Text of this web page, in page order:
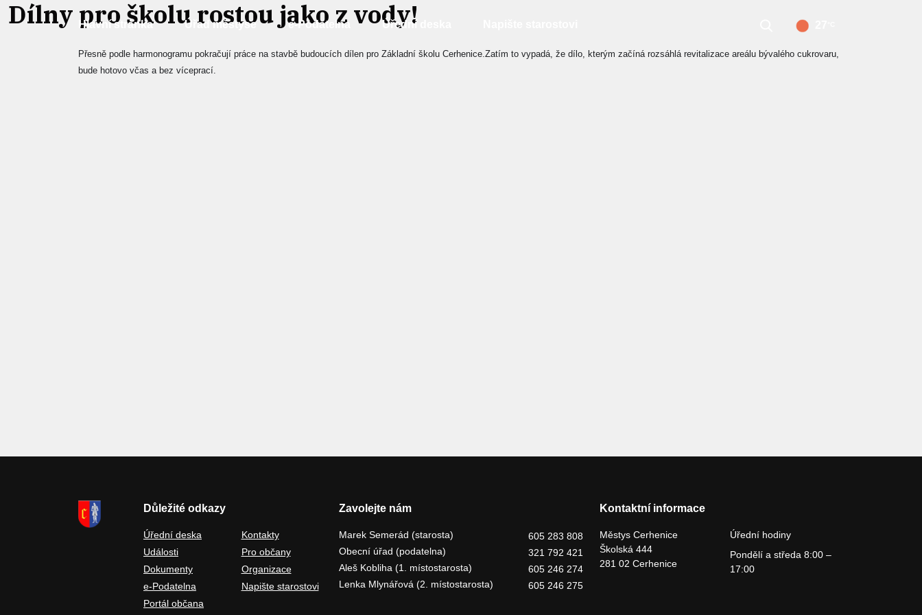
Hlavní stránka Úřad městyse e-Podatelna Úřední deska
Dílny pro školu rostou jako z vody!
Přesně podle harmonogramu pokračují práce na stavbě budoucích dílen pro Základní školu Cerhenice.Zatím to vypadá, že dílo, kterým začíná rozsáhlá revitalizace areálu bývalého cukrovaru,
bude hotovo včas a bez víceprací.
Důležité odkazy
Úřední deska
Události
Dokumenty
e-Podatelna
Portál občana
Kontakty
Pro občany
Organizace
Napište starostovi
Zavolejte nám
Marek Semerád (starosta)
605 283 808
Obecní úřad (podatelna)
321 792 421
Aleš Kobliha (1. místostarosta)
605 246 274
Lenka Mlynářová (2. místostarosta)
605 246 275
Kontaktní informace
Městys Cerhenice
Školská 444
281 02 Cerhenice
Úřední hodiny
Pondělí a středa 8:00 –
17:00